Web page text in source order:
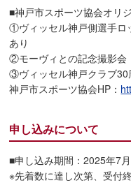
■神戸市スポーツ協会オリ
①ヴィッセル神戸側選手
あり
②モーヴィとの記念撮影会
③ヴィッセル神戸クラブ30
神戸市スポーツ協会HP：
申し込みについて
■申し込み期間：2025年7
※先着数に達し次第、受付